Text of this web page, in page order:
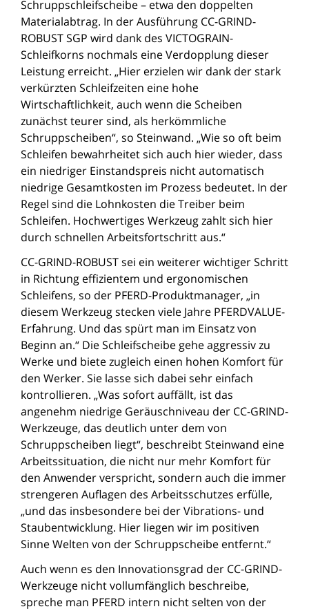
Schruppschleifscheibe – etwa den doppelten
Materialabtrag. In der Ausführung CC-GRIND-
ROBUST SGP wird dank des VICTOGRAIN-
Schleifkorns nochmals eine Verdopplung dieser
Leistung erreicht. „Hier erzielen wir dank der stark
verkürzten Schleifzeiten eine hohe
Wirtschaftlichkeit, auch wenn die Scheiben
zunächst teurer sind, als herkömmliche
Schruppscheiben“, so Steinwand. „Wie so oft beim
Schleifen bewahrheitet sich auch hier wieder, dass
ein niedriger Einstandspreis nicht automatisch
niedrige Gesamtkosten im Prozess bedeutet. In der
Regel sind die Lohnkosten die Treiber beim
Schleifen. Hochwertiges Werkzeug zahlt sich hier
durch schnellen Arbeitsfortschritt aus.“
CC-GRIND-ROBUST sei ein weiterer wichtiger Schritt
in Richtung effizientem und ergonomischen
Schleifens, so der PFERD-Produktmanager, „in
diesem Werkzeug stecken viele Jahre PFERDVALUE-
Erfahrung. Und das spürt man im Einsatz von
Beginn an.“ Die Schleifscheibe gehe aggressiv zu
Werke und biete zugleich einen hohen Komfort für
den Werker. Sie lasse sich dabei sehr einfach
kontrollieren. „Was sofort auffällt, ist das
angenehm niedrige Geräuschniveau der CC-GRIND-
Werkzeuge, das deutlich unter dem von
Schruppscheiben liegt“, beschreibt Steinwand eine
Arbeitssituation, die nicht nur mehr Komfort für
den Anwender verspricht, sondern auch die immer
strengeren Auflagen des Arbeitsschutzes erfülle,
„und das insbesondere bei der Vibrations- und
Staubentwicklung. Hier liegen wir im positiven
Sinne Welten von der Schruppscheibe entfernt.“
Auch wenn es den Innovationsgrad der CC-GRIND-
Werkzeuge nicht vollumfänglich beschreibe,
spreche man PFERD intern nicht selten von der